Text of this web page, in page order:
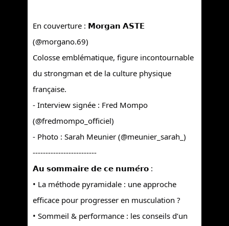
En couverture : 𝗠𝗼𝗿𝗴𝗮𝗻 𝗔𝗦𝗧𝗘
(@morgano.69)
Colosse emblématique, figure incontournable
du strongman et de la culture physique
française.
- Interview signée : Fred Mompo
(@fredmompo_officiel)
- Photo : Sarah Meunier (@meunier_sarah_)
-------------------------
𝗔𝘂 𝘀𝗼𝗺𝗺𝗮𝗶𝗿𝗲 𝗱𝗲 𝗰𝗲 𝗻𝘂𝗺𝗲́𝗿𝗼 :
• La méthode pyramidale : une approche
efficace pour progresser en musculation ?
• Sommeil & performance : les conseils d’un